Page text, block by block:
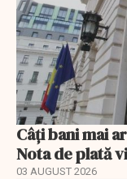
Câți bani mai
Nota de plată
03 AUGUST 2026